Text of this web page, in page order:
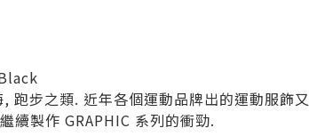
跑步之類. 近年各個運動品牌出的運動服飾
續製作 GRAPHIC 系列的衝勁.